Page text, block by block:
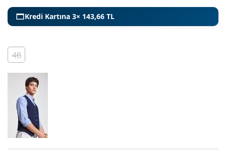
Kredi Kartına 3× 143,66 TL
46